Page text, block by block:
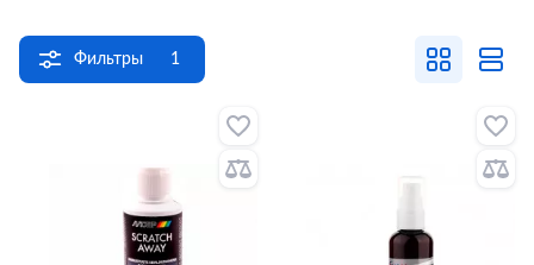
Фильтры 1